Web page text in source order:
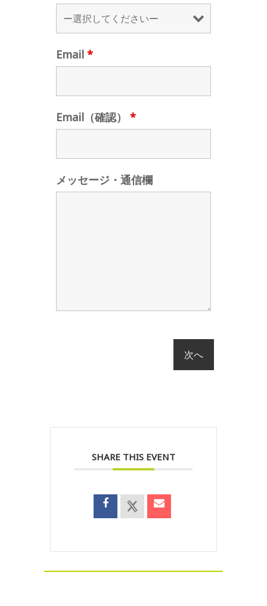
Email *
Email（確認） *
メッセージ・通信欄
SHARE THIS EVENT